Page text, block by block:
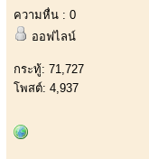
ความหื่น : 0
ออฟไลน์
กระทู้: 71,727
โพสต์: 4,937